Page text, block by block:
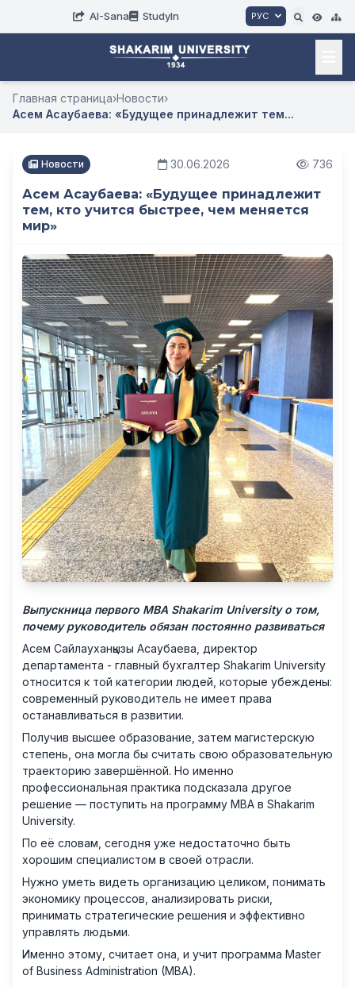
AI-Sana StudyIn РУС
Главная страница›Новости›
Асем Асаубаева: «Будущее принадлежит тем...
Новости 30.06.2026 736
Асем Асаубаева: «Будущее принадлежит
тем, кто учится быстрее, чем меняется
мир»
Выпускница первого MBA Shakarim University о том,
почему руководитель обязан постоянно развиваться
Асем Сайлауханқызы Асаубаева, директор
департамента - главный бухгалтер Shakarim University
относится к той категории людей, которые убеждены:
современный руководитель не имеет права
останавливаться в развитии.
Получив высшее образование, затем магистерскую
степень, она могла бы считать свою образовательную
траекторию завершённой. Но именно
профессиональная практика подсказала другое
решение — поступить на программу MBA в Shakarim
University.
По её словам, сегодня уже недостаточно быть
хорошим специалистом в своей отрасли.
Нужно уметь видеть организацию целиком, понимать
экономику процессов, анализировать риски,
принимать стратегические решения и эффективно
управлять людьми.
Именно этому, считает она, и учит программа Master
of Business Administration (MBA).